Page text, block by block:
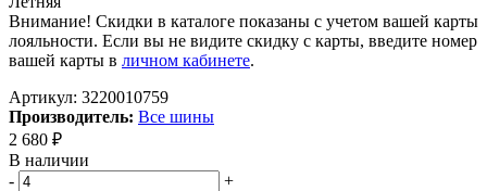
Внимание! Скидки в каталоге показаны с учетом вашей карты
лояльности. Если вы не видите скидку с карты, введите номер
вашей карты в личном кабинете.
Артикул: 3220010759
Производитель: Все шины
2 680 ₽
В наличии
-
+